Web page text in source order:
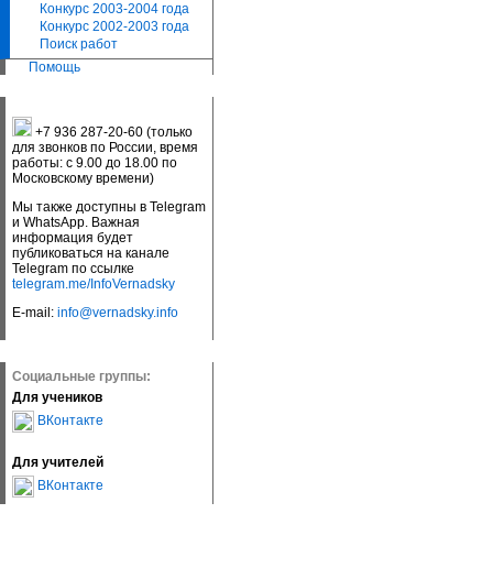
Конкурс 2003-2004 года
Конкурс 2002-2003 года
Поиск работ
Помощь
+7 936 287-20-60 (только
для звонков по России, время
работы: с 9.00 до 18.00 по
Московскому времени)
Мы также доступны в Telegram
и WhatsApp. Важная
информация будет
публиковаться на канале
Telegram по ссылке
telegram.me/InfoVernadsky
E-mail: info@vernadsky.info
Социальные группы:
Для учеников
ВКонтакте
Для учителей
ВКонтакте